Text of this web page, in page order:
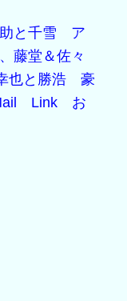
と千雪
ア
藤堂＆佐々
也と勝浩
豪
Link
お